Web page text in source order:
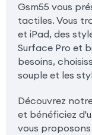
Gsm55 vous
tactiles. Vous
et iPad, des
Surface Pro et
besoins,
souple et les
Découvrez
et bénéficiez
vous